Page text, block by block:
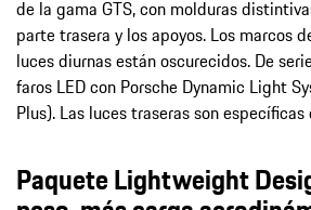
de la gama GTS, con molduras
parte trasera y los apoyos. Los marcos
luces diurnas están oscurecidos. De
faros LED con Porsche Dynamic Light
Plus). Las luces traseras son específicas
Paquete Lightweight